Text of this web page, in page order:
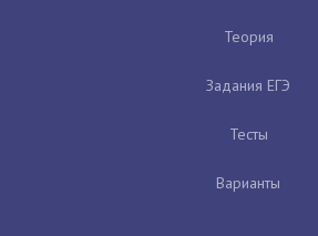
Теория
Задания ЕГЭ
Тесты
Варианты